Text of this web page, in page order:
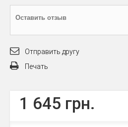
Оставить отзыв
Отправить другу
Печать
1 645 грн.